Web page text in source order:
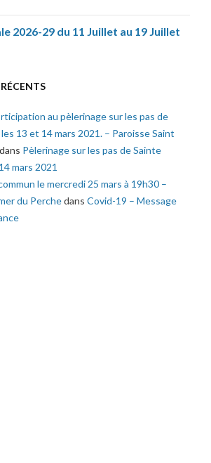
2026-29 du 11 Juillet au 19 Juillet
au pèlerinage sur les pas de
13 et 14 mars 2021. – Paroisse Saint
dans Pèlerinage sur les pas de Sainte
mars 2021
le mercredi 25 mars à 19h30 –
du Perchedans Covid-19 – Message